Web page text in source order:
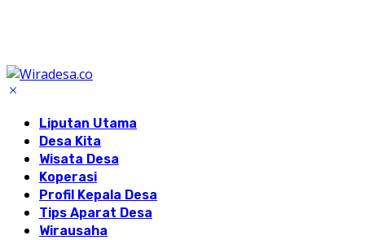
Liputan Utama
Desa Kita
Wisata Desa
Koperasi
Profil Kepala Desa
Tips Aparat Desa
Wirausaha